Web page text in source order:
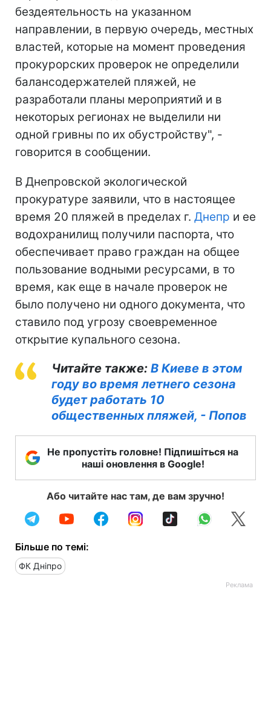
бездеятельность на указанном
направлении, в первую очередь, местных
властей, которые на момент проведения
прокурорских проверок не определили
балансодержателей пляжей, не
разработали планы мероприятий и в
некоторых регионах не выделили ни
одной гривны по их обустройству", -
говорится в сообщении.
В Днепровской экологической
прокуратуре заявили, что в настоящее
время 20 пляжей в пределах г. Днепр и ее
водохранилищ получили паспорта, что
обеспечивает право граждан на общее
пользование водными ресурсами, в то
время, как еще в начале проверок не
было получено ни одного документа, что
ставило под угрозу своевременное
открытие купального сезона.
Читайте также: В Киеве в этом
году во время летнего сезона
будет работать 10
общественных пляжей, - Попов
Не пропустіть головне! Підпишіться на
наші оновлення в Google!
Або читайте нас там, де вам зручно!
Більше по темі:
ФК Дніпро